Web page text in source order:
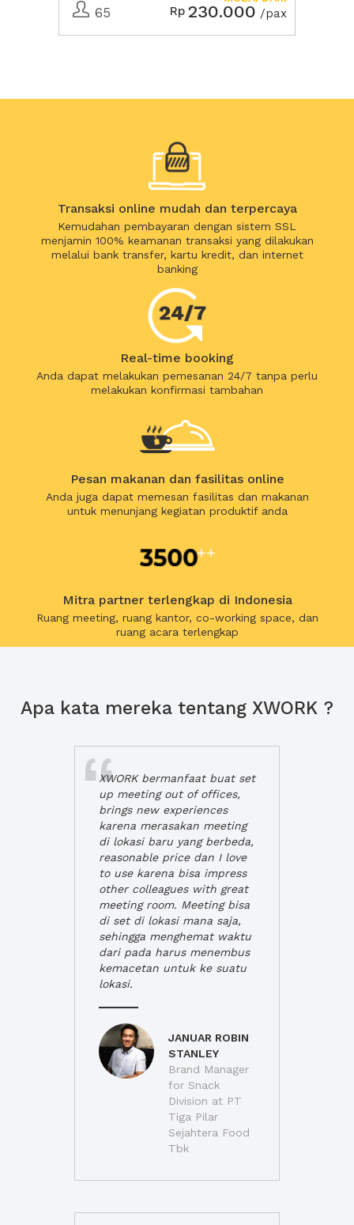
65 Rp 230.000 /pax
Transaksi online mudah dan terpercaya
Kemudahan pembayaran dengan sistem SSL
menjamin 100% keamanan transaksi yang dilakukan
melalui bank transfer, kartu kredit, dan internet
banking
Real-time booking
Anda dapat melakukan pemesanan 24/7 tanpa perlu
melakukan konfirmasi tambahan
Pesan makanan dan fasilitas online
Anda juga dapat memesan fasilitas dan makanan
untuk menunjang kegiatan produktif anda
Mitra partner terlengkap di Indonesia
Ruang meeting, ruang kantor, co-working space, dan
ruang acara terlengkap
Apa kata mereka tentang XWORK ?
XWORK bermanfaat buat set
up meeting out of offices,
brings new experiences
karena merasakan meeting
di lokasi baru yang berbeda,
reasonable price dan I love
to use karena bisa impress
other colleagues with great
meeting room. Meeting bisa
di set di lokasi mana saja,
sehingga menghemat waktu
dari pada harus menembus
kemacetan untuk ke suatu
lokasi.
JANUAR ROBIN
STANLEY
Brand Manager
for Snack
Division at PT
Tiga Pilar
Sejahtera Food
Tbk